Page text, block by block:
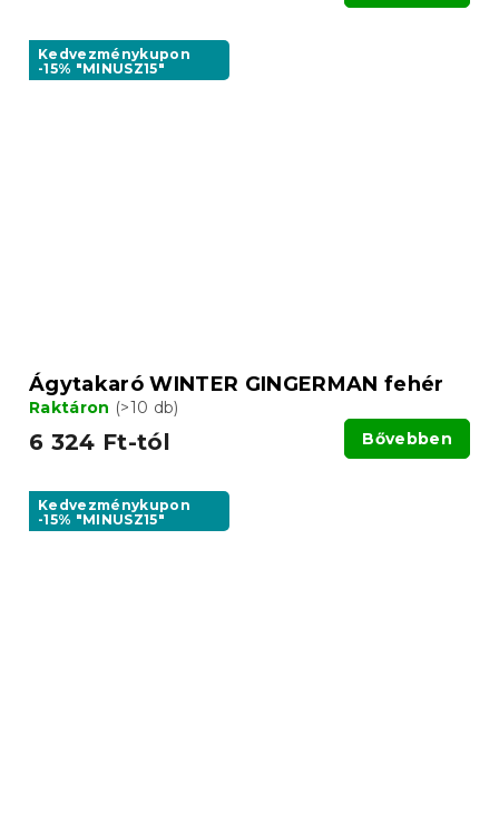
Kedvezménykupon
-15% "MINUSZ15"
Ágytakaró WINTER GINGERMAN fehér
Raktáron (>10 db)
6 324 Ft-tól Bővebben
Kedvezménykupon
-15% "MINUSZ15"